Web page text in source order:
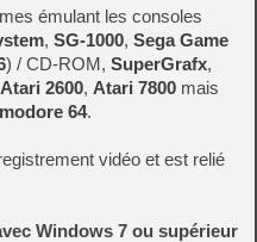
émulant les consoles
, SG-1000, Sega Game
) / CD-ROM, SuperGrafx,
Atari 2600, Atari 7800 mais
64.
vidéo et est relié
Windows 7 ou supérieur